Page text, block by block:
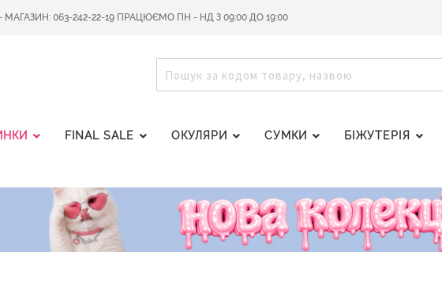
063-242-22-19 ПРАЦЮЄМО ПН - НД З 09:00 ДО 19:00
FINAL SALE ОКУЛЯРИ СУМКИ БІЖУТЕРІЯ